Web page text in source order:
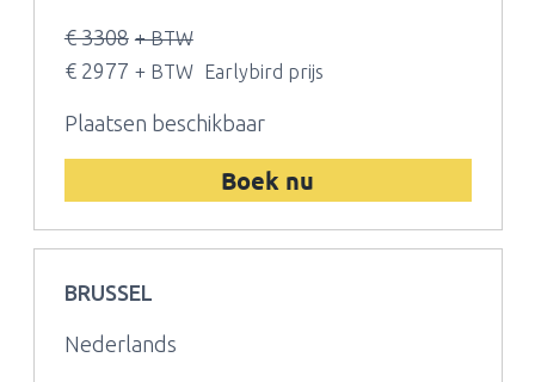
€ 3308 + BTW
€ 2977 + BTW Earlybird prijs
Plaatsen beschikbaar
Boek nu
BRUSSEL
Nederlands